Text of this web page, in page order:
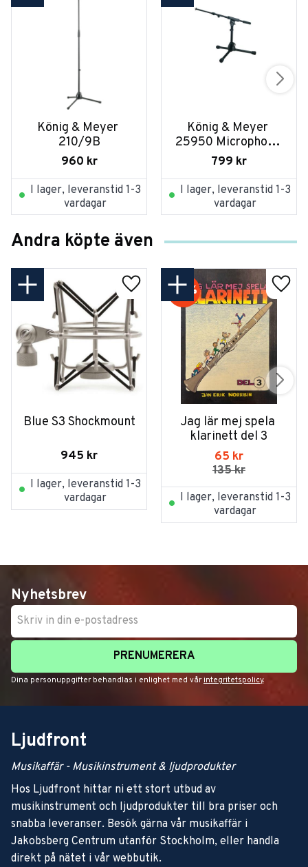
König & Meyer
210/9B
960 kr
I lager, leveranstid 1-3
vardagar
König & Meyer
25950 Microphone
Stand »Rien« Black
799 kr
I lager, leveranstid 1-3
vardagar
Andra köpte även
Blue S3 Shockmount
945 kr
I lager, leveranstid 1-3
vardagar
Jag lär mej spela
klarinett del 3
65 kr
135kr
52 %
I lager, leveranstid 1-3
vardagar
Nyhetsbrev
PRENUMERERA
Dina personuppgifter behandlas i enlighet med vår integritetspolicy.
Ljudfront
Musikaffär - Musikinstrument & ljudprodukter
Hos Ljudfront hittar ni ett stort utbud av
musikinstrument och ljudprodukter till bra priser och
snabba leveranser. Besök gärna vår musikaffär i
Jakobsberg Centrum utanför Stockholm, eller handla
direkt på nätet i vår webbutik.